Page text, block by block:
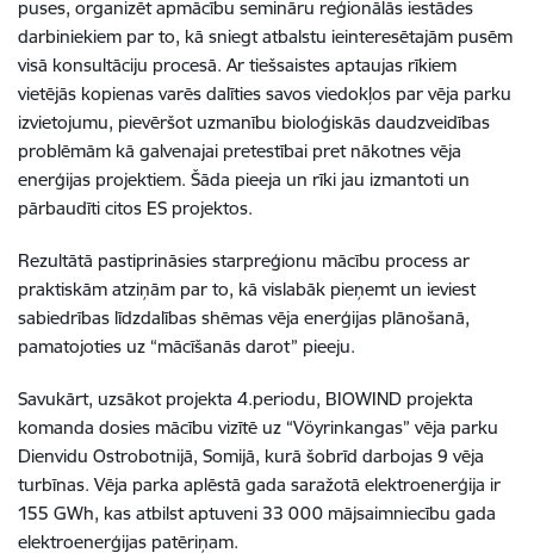
puses, organizēt apmācību semināru reģionālās iestādes
darbiniekiem par to, kā sniegt atbalstu ieinteresētajām pusēm
visā konsultāciju procesā. Ar tiešsaistes aptaujas rīkiem
vietējās kopienas varēs dalīties savos viedokļos par vēja parku
izvietojumu, pievēršot uzmanību bioloģiskās daudzveidības
problēmām kā galvenajai pretestībai pret nākotnes vēja
enerģijas projektiem. Šāda pieeja un rīki jau izmantoti un
pārbaudīti citos ES projektos.
Rezultātā pastiprināsies starpreģionu mācību process ar
praktiskām atziņām par to, kā vislabāk pieņemt un ieviest
sabiedrības līdzdalības shēmas vēja enerģijas plānošanā,
pamatojoties uz “mācīšanās darot” pieeju.
Savukārt, uzsākot projekta 4.periodu, BIOWIND projekta
komanda dosies mācību vizītē uz “Vöyrinkangas” vēja parku
Dienvidu Ostrobotnijā, Somijā, kurā šobrīd darbojas 9 vēja
turbīnas. Vēja parka aplēstā gada saražotā elektroenerģija ir
155 GWh, kas atbilst aptuveni 33 000 mājsaimniecību gada
elektroenerģijas patēriņam.